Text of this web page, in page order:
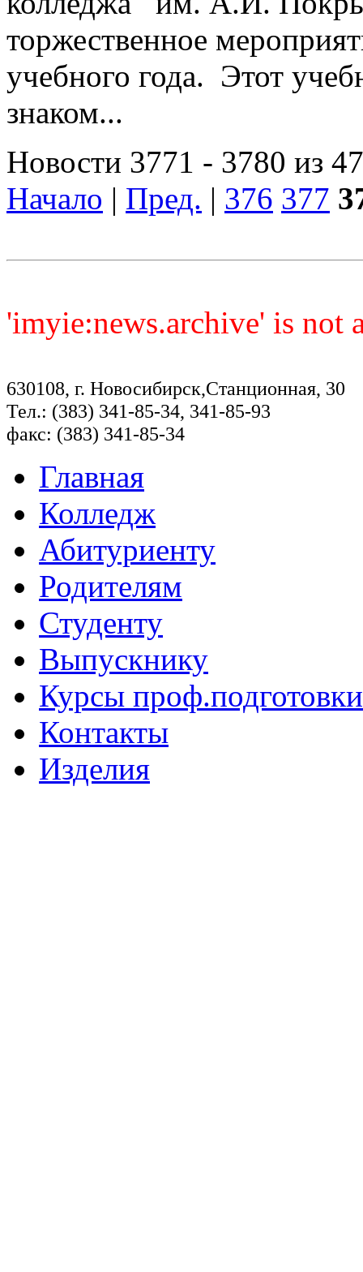
торжественное
учебного года. Этот
знаком...
Новости 3771 - 3780 из
Начало | Пред. | 376 377
'imyie:news.archive' is not
630108, г. Новосибирск,Станционная, 30
Тел.: (383) 341-85-34, 341-85-93
факс: (383) 341-85-34
Главная
Колледж
Абитуриенту
Родителям
Студенту
Выпускнику
Курсы проф.подготовки
Контакты
Изделия